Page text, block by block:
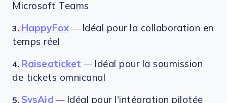
Microsoft Teams
3. HappyFox — Idéal pour la collaboration en
temps réel
4. Raiseaticket —
Idéal pour la soumission
de tickets omnicanal
5. SysAid — Idéal pour l’intégration pilotée